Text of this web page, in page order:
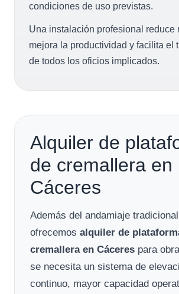
condiciones de uso previstas.
Una instalación profesional reduce
mejora la productividad y facilita el
de todos los oficios implicados.
Alquiler de
de cremallera en
Cáceres
Además del andamiaje
ofrecemos alquiler de
cremallera en Cáceres para
se necesita un sistema de
continuo, mayor capacidad